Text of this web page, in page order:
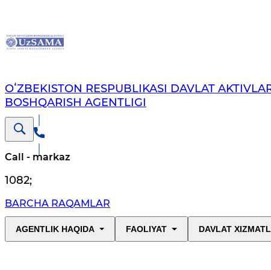
OʻZBEKISTON RESPUBLIKASI DAVLAT
BOSHQARISH AGENTLIGI
Call - markaz
1082;
BARCHA RAQAMLAR
AGENTLIK HAQIDA FAOLIYAT DAVLAT